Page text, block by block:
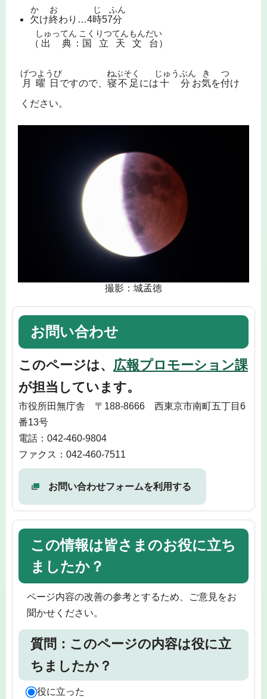
欠
か
け終
お
わり…4時
じ
57分
ふん
（ 出典
しゅってん
： 国立天文台
こくりつてんもんだい
）
月曜日
げつようび
ですので、 寝不足
ねぶそく
には十分
じゅうぶん
お気
き
を付
つ
け
ください。
撮影：城孟徳
お問い合わせ
このページは、 広報プロモーション課
が担当しています。
市役所田無庁舎 〒188-8666 西東京市南町五丁目6
番13号
電話：042-460-9804
ファクス：042-460-7511
お問い合わせフォームを利用する
この情報は皆さまのお役に立ち
ましたか？
ページ内容の改善の参考とするため、ご意見をお
聞かせください。
質問：このページの内容は役に立
ちましたか？
役に立った